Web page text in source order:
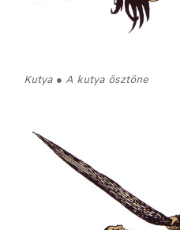
Kutya ● A kutya ösztöne